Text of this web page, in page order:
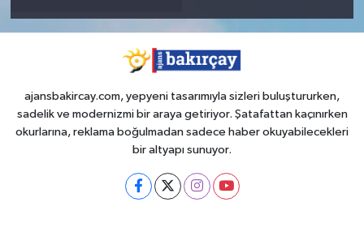
ajansbakircay.com, yepyeni tasarımıyla sizleri buluştururken,
sadelik ve modernizmi bir araya getiriyor. Şatafattan kaçınırken
okurlarına, reklama boğulmadan sadece haber okuyabilecekleri
bir altyapı sunuyor.